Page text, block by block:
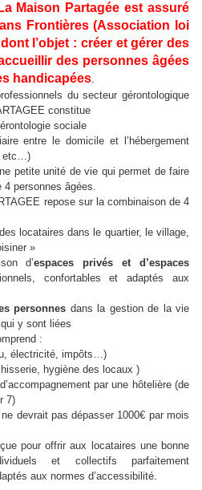
Maison Partagée est assuré
Frontières (Association loi
l’objet : créer et gérer des
des personnes âgées
handicapées.
du secteur gérontologique
constitue
sociale
entre le domicile et l’hébergement
etc…)
petite unité de vie qui permet de faire
4 personnes âgées.
repose sur la combinaison de 4
locataires dans le quartier, le village,
»
d’espaces privés et d’espaces
confortables et adaptés aux
personnes dans la gestion de la vie
y sont liées
:
électricité, impôts…)
hygiène des locaux )
par une hôtelière (de
7)
devrait pas dépasser 1000€ par mois
pour offrir aux locataires une bonne
et collectifs parfaitement
aux normes d’accessibilité.